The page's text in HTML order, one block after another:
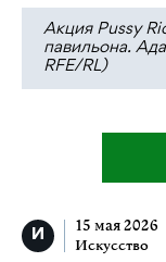
Акция Pussy
павильона.
RFE/RL)
15 мая 2026
Искусство